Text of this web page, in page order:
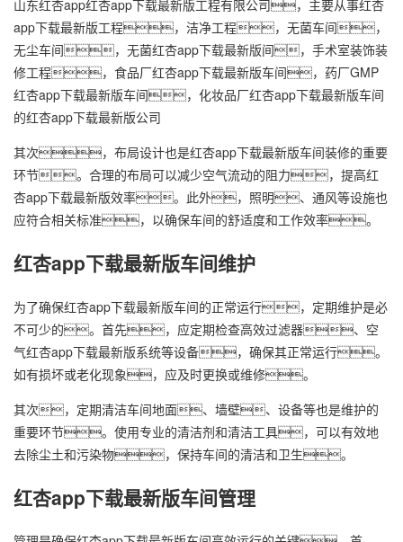
山东红杏app红杏app下载最新版工程有限公司，主要从事红杏
app下载最新版工程，洁净工程，无菌车间，
无尘车间，无菌红杏app下载最新版间，手术室装饰装
修工程，食品厂红杏app下载最新版车间，药厂GMP
红杏app下载最新版车间，化妆品厂红杏app下载最新版车间
的红杏app下载最新版公司
其次，布局设计也是红杏app下载最新版车间装修的重要
环节。合理的布局可以减少空气流动的阻力，提高红
杏app下载最新版效率。此外，照明、通风等设施也
应符合相关标准，以确保车间的舒适度和工作效率。
红杏app下载最新版车间维护
为了确保红杏app下载最新版车间的正常运行，定期维护是必
不可少的。首先，应定期检查高效过滤器、空
气红杏app下载最新版系统等设备，确保其正常运行。
如有损坏或老化现象，应及时更换或维修。
其次，定期清洁车间地面、墙壁、设备等也是维护的
重要环节。使用专业的清洁剂和清洁工具，可以有效地
去除尘土和污染物，保持车间的清洁和卫生。
红杏app下载最新版车间管理